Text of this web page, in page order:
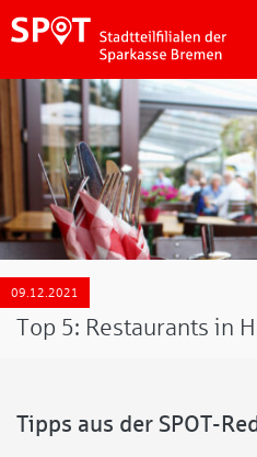
09.12.2021
Top 5: Restaurants in
Tipps aus der SPOT-